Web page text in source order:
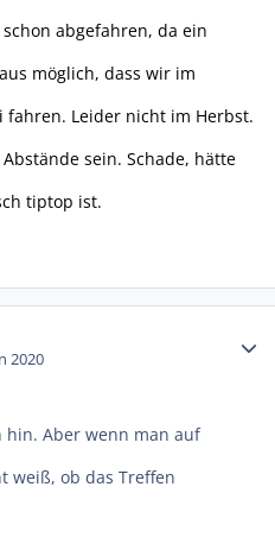
abgefahren, da ein
möglich, dass wir im
fahren. Leider nicht im Herbst.
sein. Schade, hätte
tiptop ist.
2020
Aber wenn man auf
weiß, ob das Treffen